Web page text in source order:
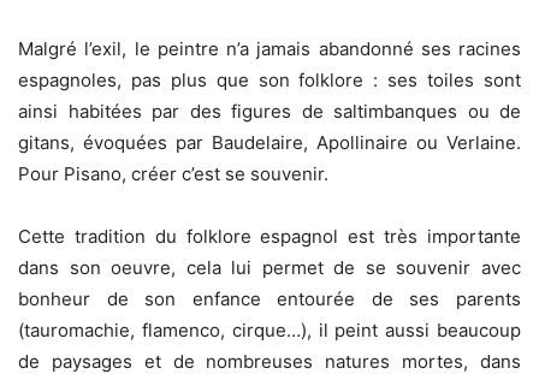
Malgré l’exil, le peintre n’a jamais abandonné ses racines
espagnoles, pas plus que son folklore : ses toiles sont
ainsi habitées par des figures de saltimbanques ou de
gitans, évoquées par Baudelaire, Apollinaire ou Verlaine.
Pour Pisano, créer c’est se souvenir.
Cette tradition du folklore espagnol est très importante
dans son oeuvre, cela lui permet de se souvenir avec
bonheur de son enfance entourée de ses parents
(tauromachie, flamenco, cirque…), il peint aussi beaucoup
de paysages et de nombreuses natures mortes, dans